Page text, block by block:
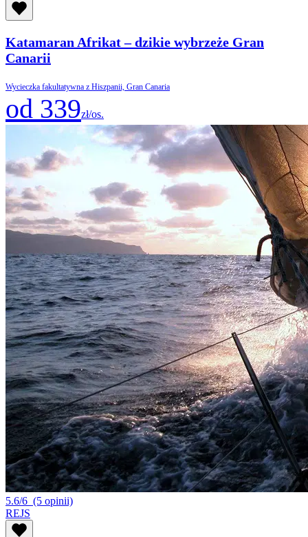
Katamaran Afrikat – dzikie wybrzeże Gran
Canarii
Wycieczka fakultatywna z Hiszpanii, Gran Canaria
od 339zł/os.
5.6/6 (5 opinii)
REJS